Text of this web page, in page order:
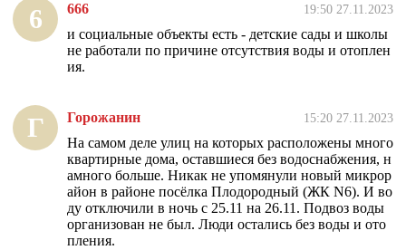
6 666 19:50 27.11.2023
и социальные объекты есть - детские сады и школы
не работали по причине отсутствия воды и отоплен
ия.
Г Горожанин 15:20 27.11.2023
На самом деле улиц на которых расположены много
квартирные дома, оставшиеся без водоснабжения, н
амного больше. Никак не упомянули новый микрор
айон в районе посёлка Плодородный (ЖК N6). И во
ду отключили в ночь с 25.11 на 26.11. Подвоз воды
организован не был. Люди остались без воды и ото
пления.